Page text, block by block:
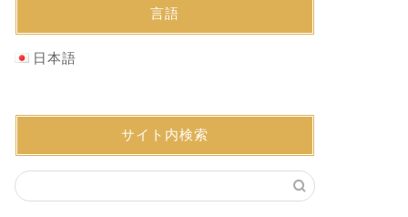
言語
日本語
サイト内検索